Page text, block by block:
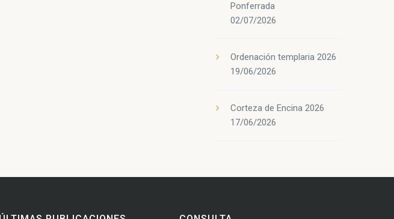
Ponferrada
02/07/2026
Ordenación templaria 2026
19/06/2026
Corteza de Encina 2026
17/06/2026